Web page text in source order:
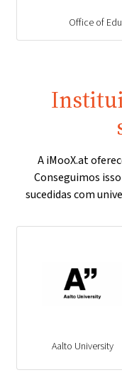
Office of
A iMooX.at
Conseguimos
sucedidas com
Aalto University